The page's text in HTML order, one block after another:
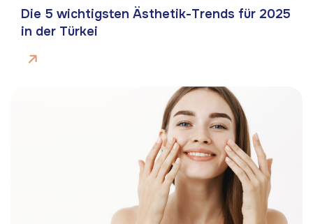
Die 5 wichtigsten Ästhetik-Trends für 2025
in der Türkei